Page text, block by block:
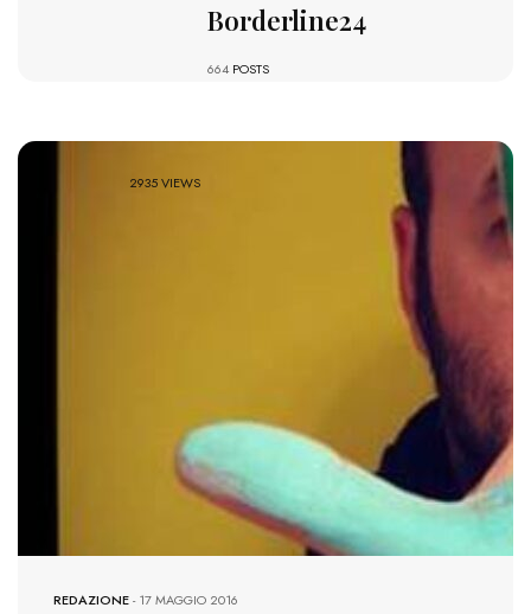
Borderline24
664 POSTS
2935 VIEWS
REDAZIONE-17 MAGGIO 2016